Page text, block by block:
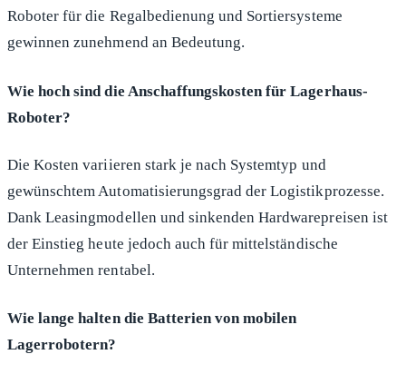
Roboter für die Regalbedienung und Sortiersysteme
gewinnen zunehmend an Bedeutung.
Wie hoch sind die Anschaffungskosten für Lagerhaus-
Roboter?
Die Kosten variieren stark je nach Systemtyp und
gewünschtem Automatisierungsgrad der Logistikprozesse.
Dank Leasingmodellen und sinkenden Hardwarepreisen ist
der Einstieg heute jedoch auch für mittelständische
Unternehmen rentabel.
Wie lange halten die Batterien von mobilen
Lagerrobotern?